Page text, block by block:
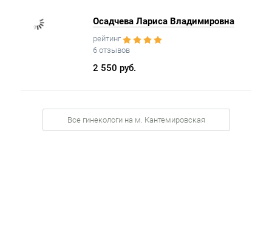
Осадчева Лариса Владимировна
рейтинг
6 отзывов
2 550 руб.
Все гинекологи на м. Кантемировская